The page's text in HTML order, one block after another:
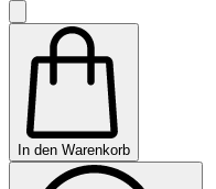
In den Warenkorb